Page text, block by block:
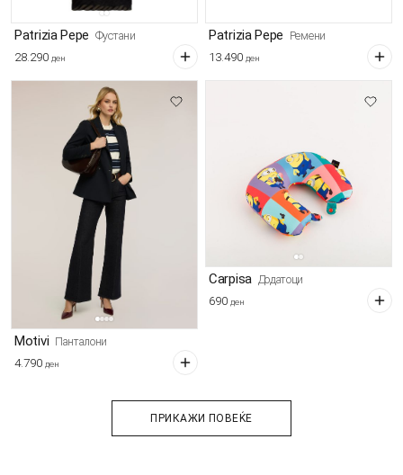
Patrizia Pepe Фустани
28.290 ден
Patrizia Pepe Ремени
13.490 ден
Motivi Панталони
4.790 ден
Carpisa Додатоци
690 ден
ПРИКАЖИ ПОВЕЌЕ